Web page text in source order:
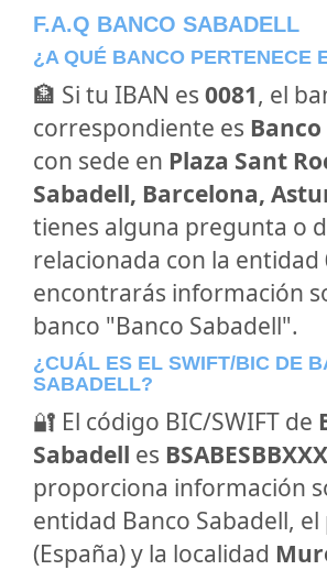
F.A.Q BANCO SABADELL
¿A QUÉ BANCO PERTENECE
🏦 Si tu IBAN es 0081, el
correspondiente es
con sede en Plaza Sant
Sabadell, Barcelona,
tienes alguna pregunta o
relacionada con la entidad
encontrarás información
banco "Banco Sabadell".
¿CUÁL ES EL SWIFT/BIC DE
SABADELL?
🔐 El código BIC/SWIFT de
Sabadell es BSABESBBXXX
proporciona información
entidad Banco Sabadell, el
(España) y la localidad